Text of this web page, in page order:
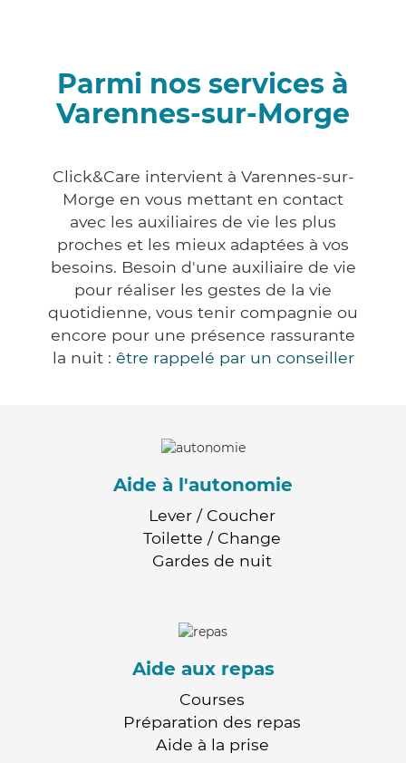
Parmi nos services à
Varennes-sur-Morge
Click&Care intervient à Varennes-sur-
Morge en vous mettant en contact
avec les auxiliaires de vie les plus
proches et les mieux adaptées à vos
besoins. Besoin d'une auxiliaire de vie
pour réaliser les gestes de la vie
quotidienne, vous tenir compagnie ou
encore pour une présence rassurante
la nuit : être rappelé par un conseiller
Aide à l'autonomie
Lever / Coucher
Toilette / Change
Gardes de nuit
Aide aux repas
Courses
Préparation des repas
Aide à la prise